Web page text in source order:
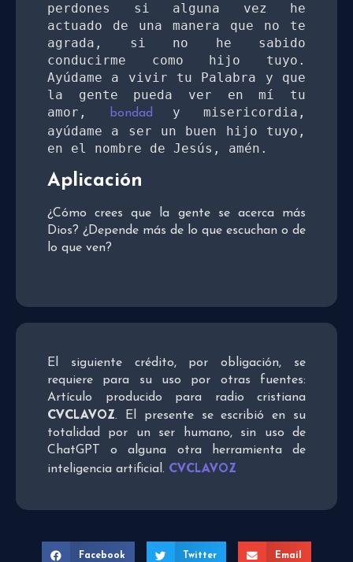
perdones si alguna vez he
actuado de una manera que no te
agrada, si no he sabido
conducirme como hijo tuyo.
Ayúdame a vivir tu Palabra y que
la gente pueda ver en mí tu
amor,
bondad y misericordia,
ayúdame a ser un buen hijo tuyo,
en el nombre de Jesús, amén.
Aplicación
¿Cómo crees que la gente se acerca más
Dios? ¿Depende más de lo que escuchan o de
lo que ven?
El siguiente crédito, por obligación, se
requiere para su uso por otras fuentes:
Artículo producido para radio cristiana
CVCLAVOZ. El presente se escribió en su
totalidad por un ser humano, sin uso de
ChatGPT o alguna otra herramienta de
inteligencia artificial. CVCLAVOZ
Facebook Twitter Email